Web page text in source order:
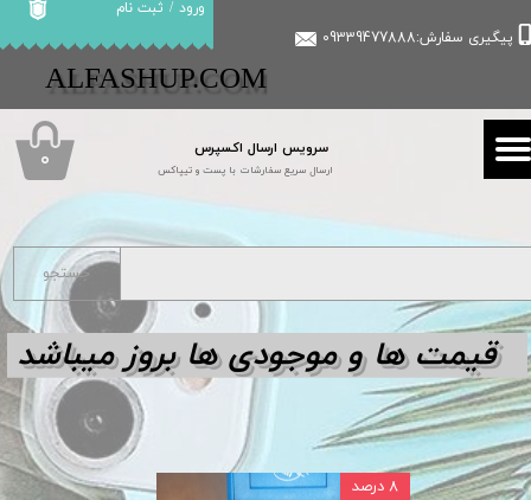
سرویس ارسال اکسپرس
ارسال سریع سفارشات با پست و تیپاکس
پیگیری سفارش:09339477888
ورود / ثبت نام
حساب کاربری من
تغییر گذر واژه
سفارشات
​​ALFASHUP.COM
۰
۸ درصد
جستجو
قیمت ها و موجودی ها بروز میباشد